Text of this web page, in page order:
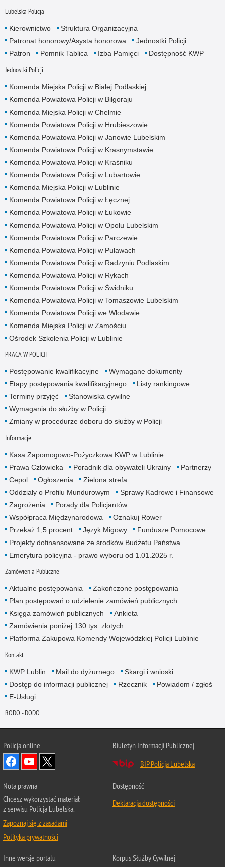
Lubelska Policja
Kierownictwo
Struktura Organizacyjna
Patronat honorowy/Asysta honorowa
Jednostki Policji
Patron
Pomnik Tablica Izba Pamięci Dostępność KWP
Jednostki Policji
Komenda Miejska Policji w Białej Podlaskiej
Komenda Powiatowa Policji w Biłgoraju
Komenda Miejska Policji w Chełmie
Komenda Powiatowa Policji w Hrubieszowie
Komenda Powiatowa Policji w Janowie Lubelskim
Komenda Powiatowa Policji w Krasnymstawie
Komenda Powiatowa Policji w Kraśniku
Komenda Powiatowa Policji w Lubartowie
Komenda Miejska Policji w Lublinie
Komenda Powiatowa Policji w Łęcznej
Komenda Powiatowa Policji w Łukowie
Komenda Powiatowa Policji w Opolu Lubelskim
Komenda Powiatowa Policji w Parczewie
Komenda Powiatowa Policji w Puławach
Komenda Powiatowa Policji w Radzyniu Podlaskim
Komenda Powiatowa Policji w Rykach
Komenda Powiatowa Policji w Świdniku
Komenda Powiatowa Policji w Tomaszowie Lubelskim
Komenda Powiatowa Policji we Włodawie
Komenda Miejska Policji w Zamościu
Ośrodek Szkolenia Policji w Lublinie
PRACA W POLICJI
Postępowanie kwalifikacyjne
Wymagane dokumenty
Etapy postępowania kwalifikacyjnego
Listy rankingowe
Terminy przyjęć
Stanowiska cywilne
Wymagania do służby w Policji
Zmiany w procedurze doboru do służby w Policji
Informacje
Kasa Zapomogowo-Pożyczkowa KWP w Lublinie
Prawa Człowieka
Poradnik dla obywateli Ukrainy
Partnerzy
Cepol
Ogłoszenia
Zielona strefa
Oddziały o Profilu Mundurowym
Sprawy Kadrowe i Finansowe
Zagrożenia
Porady dla Policjantów
Współpraca Międzynarodowa
Oznakuj Rower
Przekaż 1,5 procent
Język Migowy
Fundusze Pomocowe
Projekty dofinansowane ze środków Budżetu Państwa
Emerytura policyjna - prawo wyboru od 1.01.2025 r.
Zamówienia Publiczne
Aktualne postępowania
Zakończone postępowania
Plan postępowań o udzielenie zamówień publicznych
Księga zamówień publicznych
Ankieta
Zamówienia poniżej 130 tys. złotych
Platforma Zakupowa Komendy Wojewódzkiej Policji Lublinie
Kontakt
KWP Lublin Mail do dyżurnego
Skargi i wnioski
Dostęp do informacji publicznej
Rzecznik
Powiadom / zgłoś
E-Usługi
RODO - DODO
Policja online
Biuletyn Informacji Publicznej
BIP Policja Lubelska
Nota prawna
Chcesz wykorzystać materiał
z serwisu Policja Lubelska.
Zapoznaj się z zasadami
Polityka prywatności
Dostępność
Deklaracja dostępności
Inne wersje portalu Korpus Służby Cywilnej